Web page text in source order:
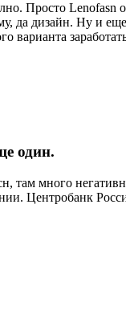
Просто Lenofasn
да дизайн. Ну и
варианта
один.
там много
Центробанк